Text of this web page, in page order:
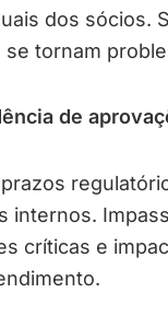
dos sócios.
tornam
de
internos.
críticas e